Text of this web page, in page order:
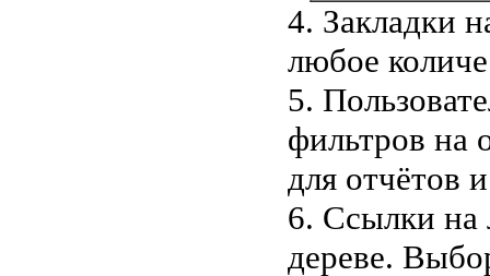
4. Закладки
любое
5.
фильтров на
для отчётов
6. Ссылки
дереве.